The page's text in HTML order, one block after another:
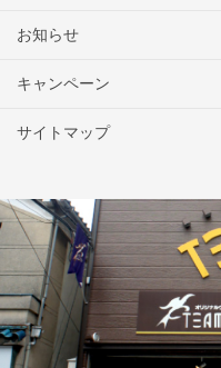
お知らせ
キャンペーン
サイトマップ